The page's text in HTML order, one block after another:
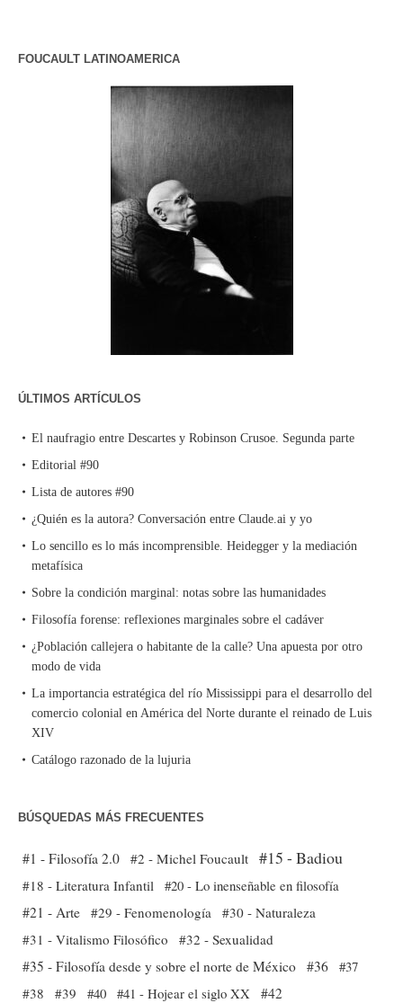
FOUCAULT LATINOAMERICA
ÚLTIMOS ARTÍCULOS
El naufragio entre Descartes y Robinson Crusoe. Segunda parte
Editorial #90
Lista de autores #90
¿Quién es la autora? Conversación entre Claude.ai y yo
Lo sencillo es lo más incomprensible. Heidegger y la mediación
metafísica
Sobre la condición marginal: notas sobre las humanidades
Filosofía forense: reflexiones marginales sobre el cadáver
¿Población callejera o habitante de la calle? Una apuesta por otro
modo de vida
La importancia estratégica del río Mississippi para el desarrollo del
comercio colonial en América del Norte durante el reinado de Luis
XIV
Catálogo razonado de la lujuria
BÚSQUEDAS MÁS FRECUENTES
#1 - Filosofía 2.0 #2 - Michel Foucault #15 - Badiou
#18 - Literatura Infantil #20 - Lo inenseñable en filosofía
#21 - Arte #29 - Fenomenología
#30 - Naturaleza
#31 - Vitalismo Filosófico
#32 - Sexualidad
#35 - Filosofía desde y sobre el norte de México #36 #37
#38
#39 #40 #41 - Hojear el siglo XX #42